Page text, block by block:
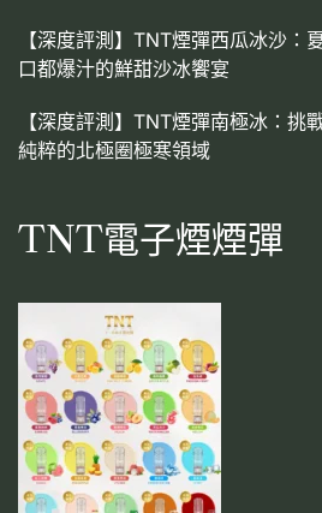
【深度評測】TNT煙彈西瓜冰沙：
口都爆汁的鮮甜沙冰饗宴
【深度評測】TNT煙彈南極冰：挑
純粹的北極圈極寒領域
TNT電子煙煙彈